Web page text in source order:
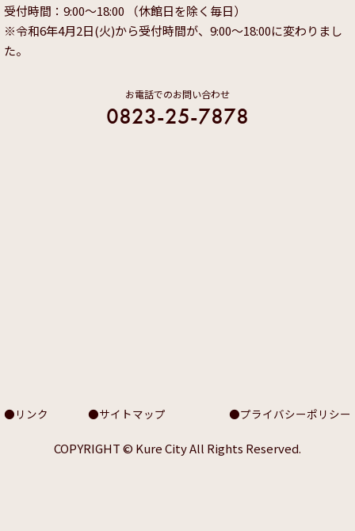
受付時間：9:00～18:00 （休館日を除く毎日）
※令和6年4月2日(火)から受付時間が、9:00～18:00に変わりまし
た。
お電話でのお問い合わせ
0823-25-7878
リンク サイトマップ プライバシーポリシー
COPYRIGHT © Kure City All Rights Reserved.